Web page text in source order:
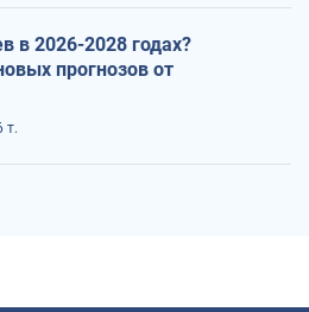
в 2026-2028 годах?
прогнозов от
т.